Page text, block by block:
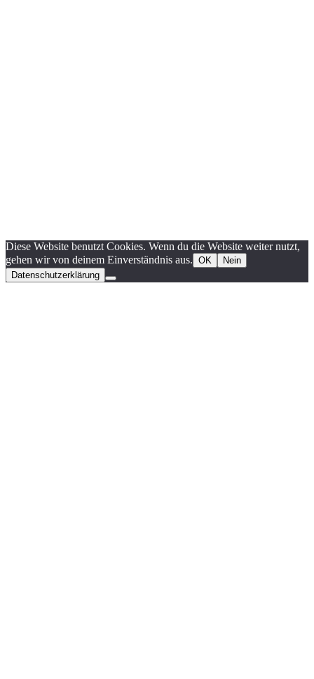
Diese Website benutzt Cookies. Wenn du die Website weiter nutzt,
gehen wir von deinem Einverständnis aus. OK
Nein
Datenschutzerklärung